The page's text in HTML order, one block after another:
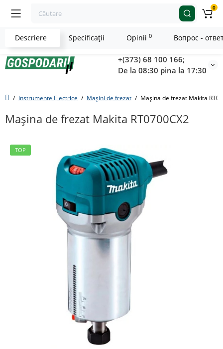
+(373) 68 100 166;
De la 08:30 pina la 17:30
0
Instrumente Electrice Mașini de frezat Maşina de frezat Makita
Maşina de frezat Makita RT0700CX2
TOP
Descriere Specificaţii Opinii 0 Вопрос -